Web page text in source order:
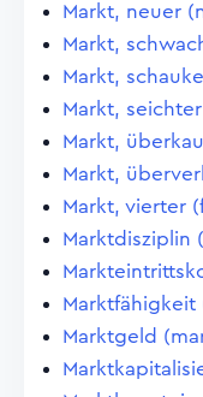
Markt, neuer
Markt,
Markt,
Markt,
Markt,
Markt,
Markt, vierter
Marktdisziplin
Marktgeld